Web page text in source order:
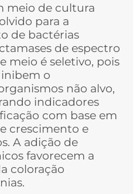
meio de cultura
para a
de bactérias
de espectro
meio é seletivo, pois
o
não alvo,
indicadores
com base em
crescimento e
A adição de
favorecem a
coloração